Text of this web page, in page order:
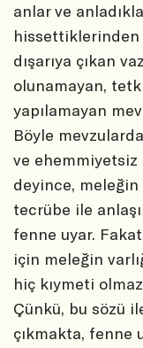
anlar ve
hissettiklerinden
dışarıya çıkan
olunamayan,
yapılamayan
Böyle
ve ehemmiyetsiz
deyince, meleğin
tecrübe ile
fenne uyar.
için meleğin
hiç kıymeti
Çünkü, bu sözü
çıkmakta, fenne